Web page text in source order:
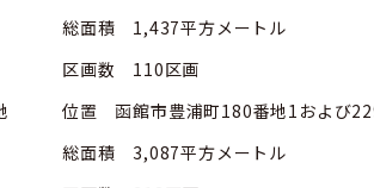
平方メートル
110区画
地 位置 函館市豊浦町180番地1および
平方メートル